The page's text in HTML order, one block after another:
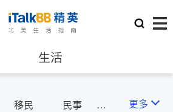
生活
移民
民事
更多